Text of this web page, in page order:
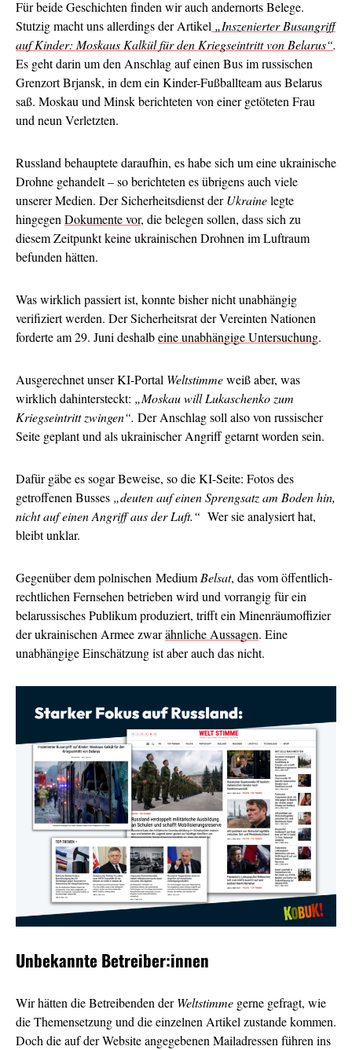
Für beide Geschichten finden wir auch andernorts Belege.
Stutzig macht uns allerdings der Artikel „Inszenierter Busangriff
auf Kinder: Moskaus Kalkül für den Kriegseintritt von Belarus“.
Es geht darin um den Anschlag auf einen Bus im russischen
Grenzort Brjansk, in dem ein Kinder-Fußballteam aus Belarus
saß. Moskau und Minsk berichteten von einer getöteten Frau
und neun Verletzten.
Russland behauptete daraufhin, es habe sich um eine ukrainische
Drohne gehandelt – so berichteten es übrigens auch viele
unserer Medien. Der Sicherheitsdienst derUkrainelegte
hingegen Dokumente vor, die belegen sollen, dass sich zu
diesem Zeitpunkt keine ukrainischen Drohnen im Luftraum
befunden hätten.
Was wirklich passiert ist, konnte bisher nicht unabhängig
verifiziert werden. Der Sicherheitsrat der Vereinten Nationen
forderte am 29. Juni deshalbeine unabhängige Untersuchung.
Ausgerechnet unser KI-Portal Weltstimmeweiß aber, was
wirklich dahintersteckt: „Moskau will Lukaschenko zum
Kriegseintritt zwingen“. Der Anschlag soll also von russischer
Seite geplant und als ukrainischer Angriff getarnt worden sein.
Dafür gäbe es sogar Beweise, so die KI-Seite: Fotos des
getroffenen Busses „deuten auf einen Sprengsatz am Boden hin,
nicht auf einen Angriff aus der Luft.“ Wer sie analysiert hat,
bleibt unklar.
Gegenüber dem polnischen Medium Belsat, das vom öffentlich-
rechtlichen Fernsehen betrieben wird und vorrangig für ein
belarussisches Publikum produziert, trifft ein Minenräumoffizier
der ukrainischen Armee zwarähnliche Aussagen. Eine
unabhängige Einschätzung ist aber auch das nicht.
Unbekannte Betreiber:innen
Wir hätten die Betreibenden derWeltstimme gerne gefragt, wie
die Themensetzung und die einzelnen Artikel zustande kommen.
Doch die auf der Website angegebenen Mailadressen führen ins